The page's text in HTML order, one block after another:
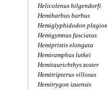
Helicolenus hilgendorfi
Hemibarbus barbus
Hemiglyphidodon
Hemigymnus fasciatus
Hemipristis elongata
Hemiramphus lutkei
Hemitaurichthys zoster
Hemitripterus villosus
Hemitrygon izuensis